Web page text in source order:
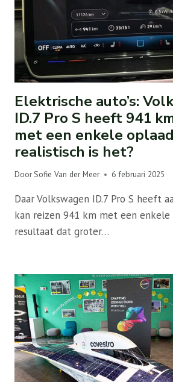
Elektrische auto’s:
ID.7 Pro S heeft 941
met een enkele
realistisch is het?
DoorSofie Van der Meer 6 februari 2025
Daar Volkswagen ID.7 Pro S heeft
kan reizen 941 km met een enkele
resultaat dat groter…